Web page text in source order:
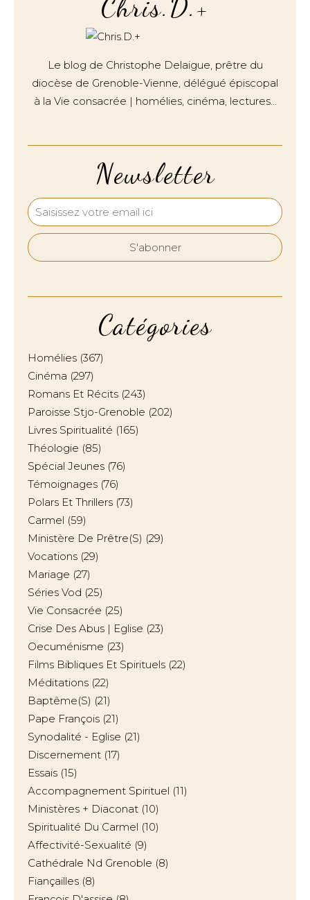
Newsletter
Catégories
Homélies (367)
Cinéma (297)
Romans Et Récits (243)
Paroisse Stjo-Grenoble (202)
Livres Spiritualité (165)
Théologie (85)
Spécial Jeunes (76)
Témoignages (76)
Polars Et Thrillers (73)
Carmel (59)
Ministère De Prêtre(s) (29)
Vocations (29)
Mariage (27)
Séries Vod (25)
Vie Consacrée (25)
Crise Des Abus | Eglise (23)
Oecuménisme (23)
Films Bibliques Et Spirituels (22)
Méditations (22)
Baptême(s) (21)
Pape François (21)
Synodalité - Eglise (21)
Discernement (17)
Essais (15)
Accompagnement Spirituel (11)
Ministères + Diaconat (10)
Spiritualité Du Carmel (10)
Affectivité-Sexualité (9)
Cathédrale Nd Grenoble (8)
Fiançailles (8)
Chris.D.+
Le blog de Christophe Delaigue, prêtre du
diocèse de Grenoble-Vienne, délégué épiscopal
à la Vie consacrée | homélies, cinéma, lectures…